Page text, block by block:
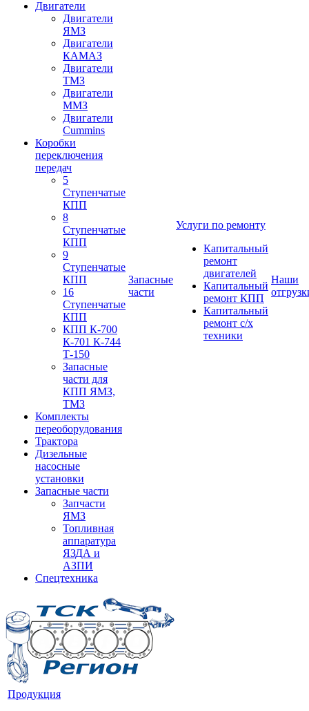
Двигатели
Двигатели
ЯМЗ
Двигатели
КАМАЗ
Двигатели
ТМЗ
Двигатели
ММЗ
Двигатели
Cummins
Коробки
переключения
передач
5
Ступенчатые
КПП
8
Ступенчатые
КПП
9
Ступенчатые
КПП
16
Ступенчатые
КПП
КПП К-700
К-701 К-744
Т-150
Запасные
части для
КПП ЯМЗ,
ТМЗ
Комплекты
переоборудования
Трактора
Дизельные
насосные
установки
Запасные части
Запчасти
ЯМЗ
Топливная
аппаратура
ЯЗДА и
АЗПИ
Спецтехника
Запасные
части
Услуги по ремонту
Капитальный
ремонт
двигателей
Капитальный
ремонт КПП
Капитальный
ремонт с/х
техники
Наши
Продукция